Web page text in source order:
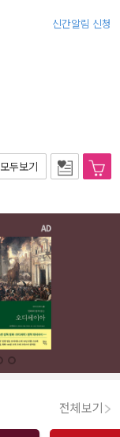
신간알림 신청
모두보기
전체보기